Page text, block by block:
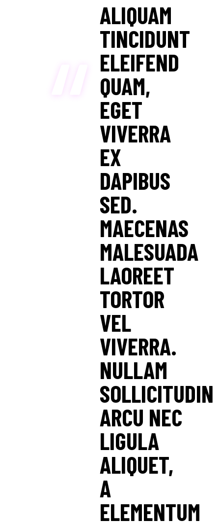
ALIQUAM
TINCIDUNT
ELEIFEND
QUAM,
EGET
VIVERRA
EX
DAPIBUS
SED.
MAECENAS
MALESUADA
LAOREET
TORTOR
VEL
VIVERRA.
NULLAM
SOLLICITUDIN
ARCU NEC
LIGULA
ALIQUET,
A
ELEMENTUM